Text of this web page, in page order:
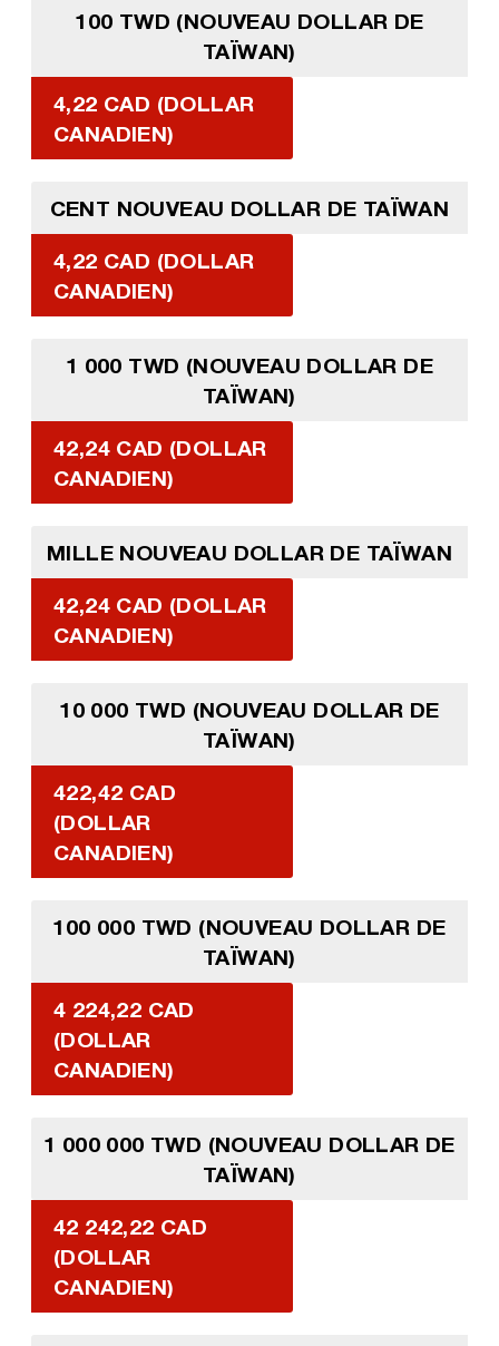
100 TWD (NOUVEAU DOLLAR DE
TAÏWAN)
4,22 CAD (DOLLAR
CANADIEN)
CENT NOUVEAU DOLLAR DE TAÏWAN
4,22 CAD (DOLLAR
CANADIEN)
1 000 TWD (NOUVEAU DOLLAR DE
TAÏWAN)
42,24 CAD (DOLLAR
CANADIEN)
MILLE NOUVEAU DOLLAR DE TAÏWAN
42,24 CAD (DOLLAR
CANADIEN)
10 000 TWD (NOUVEAU DOLLAR DE
TAÏWAN)
422,42 CAD
(DOLLAR
CANADIEN)
100 000 TWD (NOUVEAU DOLLAR DE
TAÏWAN)
4 224,22 CAD
(DOLLAR
CANADIEN)
1 000 000 TWD (NOUVEAU DOLLAR DE
TAÏWAN)
42 242,22 CAD
(DOLLAR
CANADIEN)